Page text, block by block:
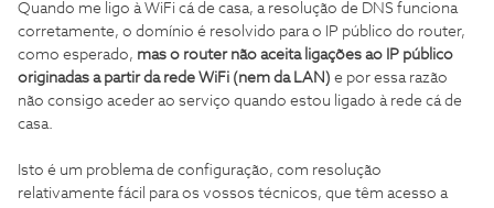
Quando me ligo à WiFi cá de casa, a resolução de DNS funciona
corretamente, o domínio é resolvido para o IP público do router,
como esperado, mas o router não aceita ligações ao IP público
originadas a partir da rede WiFi (nem da LAN) e por essa razão
não consigo aceder ao serviço quando estou ligado à rede cá de
casa.
Isto é um problema de configuração, com resolução
relativamente fácil para os vossos técnicos, que têm acesso a